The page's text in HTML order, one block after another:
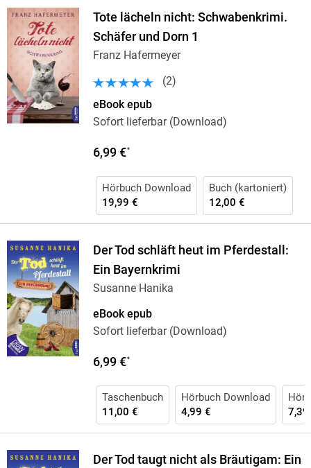
Tote lächeln nicht: Schwabenkrimi.
Schäfer und Dorn 1
Franz Hafermeyer
(2)
eBook epub
Sofort lieferbar (Download)
6,99 €*
Hörbuch Download
19,99 €
Buch (kartoniert)
12,00 €
Der Tod schläft heut im Pferdestall:
Ein Bayernkrimi
Susanne Hanika
eBook epub
Sofort lieferbar (Download)
6,99 €*
Taschenbuch
11,00 €
Hörbuch Download
4,99 €
7,39
Der Tod taugt nicht als Bräutigam: Ein